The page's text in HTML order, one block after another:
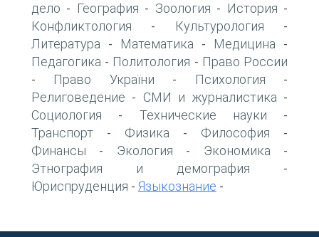
дело - География - Зоология - История -
Конфликтология - Культурология -
Литература - Математика - Медицина -
Педагогика - Политология - Право России
- Право України - Психология -
Религоведение - СМИ и журналистика -
Социология - Технические науки -
Транспорт - Физика - Философия -
Финансы - Экология - Экономика -
Этнография и демография -
Юриспруденция - Языкознание -